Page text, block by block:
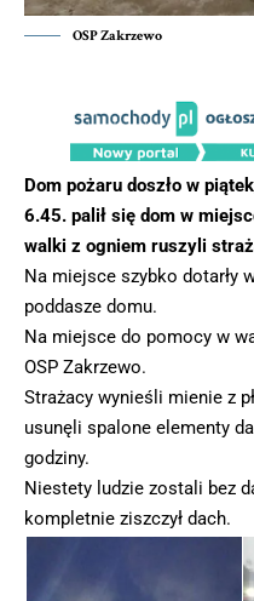
OSP Zakrzewo
Dom pożaru doszło w
6.45. palił się dom w
walki z ogniem ruszyli
Na miejsce szybko dotarły
poddasze domu.
Na miejsce do pomocy w
OSP Zakrzewo.
Strażacy wynieśli mienie z
usunęli spalone elementy
godziny.
Niestety ludzie zostali bez
kompletnie ziszczył dach.